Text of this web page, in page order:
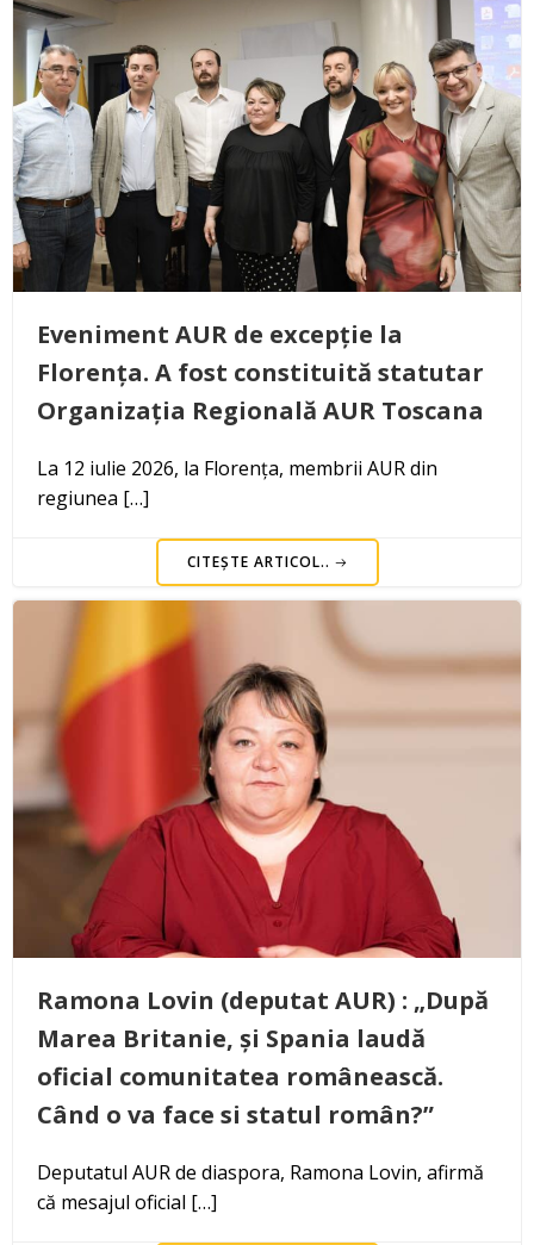
Eveniment AUR de excepție la
Florența. A fost constituită statutar
Organizația Regională AUR Toscana
La 12 iulie 2026, la Florența, membrii AUR din
regiunea […]
CITEȘTE ARTICOL..
Ramona Lovin (deputat AUR) : „După
Marea Britanie, și Spania laudă
oficial comunitatea românească.
Când o va face si statul român?”
Deputatul AUR de diaspora, Ramona Lovin, afirmă
că mesajul oficial […]